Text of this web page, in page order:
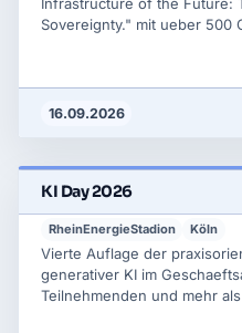
Sovereignty." mit ueber 500
Rechenzentrumsbranche;
Energie, Nachhaltigkeit
16.09.2026
KI Day 2026
RheinEnergieStadion Köln
Vierte Auflage der
generativer KI im
Teilnehmenden und mehr